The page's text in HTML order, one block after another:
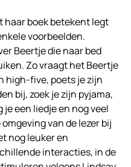
boek betekent legt
voorbeelden.
Beertje die naar bed
Zo vraagt het Beertje
high-five, poets je zijn
bij, zoek je zijn pyjama,
een liedje en nog veel
van de lezer bij
nog leuker en
interacties, in de